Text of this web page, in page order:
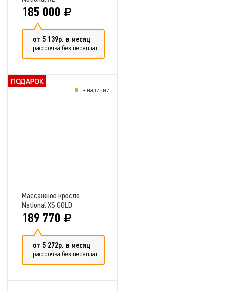
185 000
от 5 139р. в месяц
рассрочка без переплат
Массажное кресло
National XS GOLD
189 770
от 5 272р. в месяц
рассрочка без переплат
в наличии